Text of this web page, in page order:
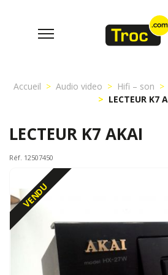
Accueil Audio video Hifi – son
LECTEUR K7
LECTEUR K7 AKAI
Réf. 12507450
VENDU